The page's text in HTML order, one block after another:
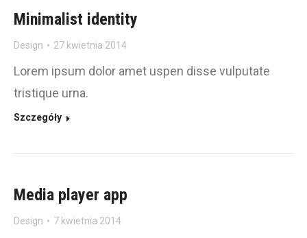
Minimalist identity
Design 27 kwietnia 2014
Lorem ipsum dolor amet uspen disse vulputate
tristique urna.
Szczegóły
Media player app
Design 7 kwietnia 2014